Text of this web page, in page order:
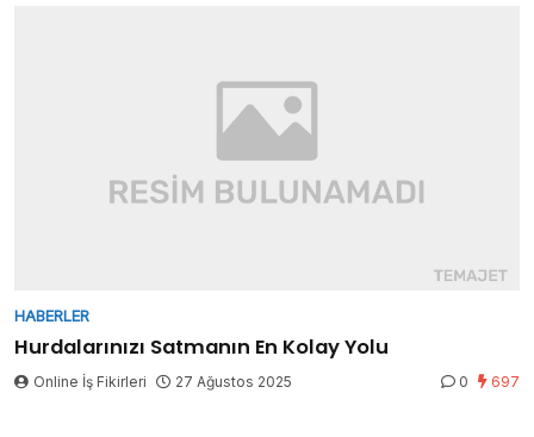
HABERLER
Hurdalarınızı Satmanın En Kolay Yolu
Online İş Fikirleri 27 Ağustos 2025 0 697